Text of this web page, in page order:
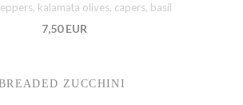
kalamata olives, capers, basil
7,50 EUR
ZUCCHINI